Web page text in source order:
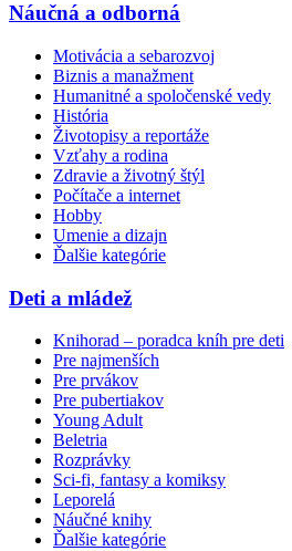
Náučná a odborná
Motivácia a sebarozvoj
Biznis a manažment
Humanitné a spoločenské vedy
História
Životopisy a reportáže
Vzťahy a rodina
Zdravie a životný štýl
Počítače a internet
Hobby
Umenie a dizajn
Ďalšie kategórie
Deti a mládež
Knihorad – poradca kníh pre deti
Pre najmenších
Pre prvákov
Pre pubertiakov
Young Adult
Beletria
Rozprávky
Sci-fi, fantasy a komiksy
Leporelá
Náučné knihy
Ďalšie kategórie